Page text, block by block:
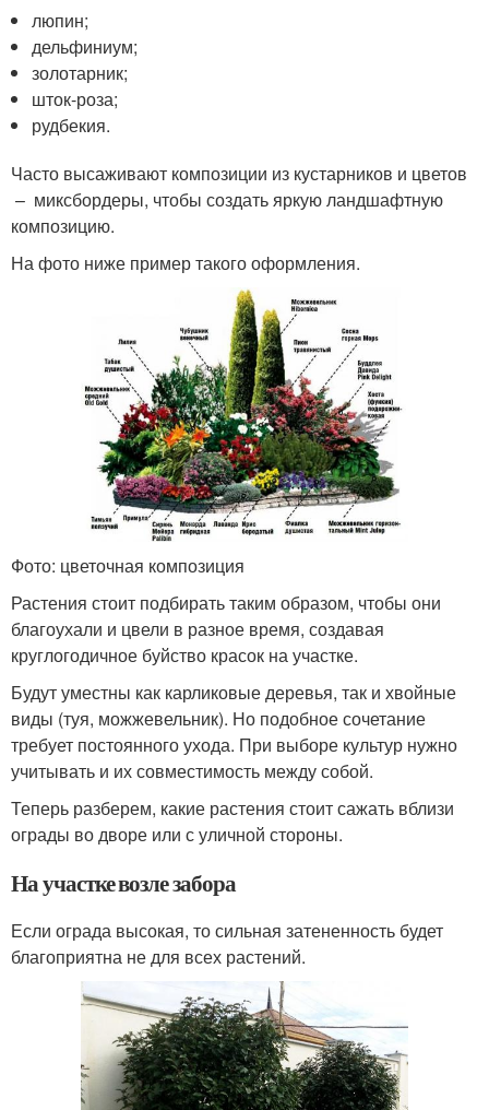
люпин;
дельфиниум;
золотарник;
шток-роза;
рудбекия.
Часто высаживают композиции из кустарников и цветов
– миксбордеры, чтобы создать яркую ландшафтную
композицию.
На фото ниже пример такого оформления.
Фото: цветочная композиция
Растения стоит подбирать таким образом, чтобы они
благоухали и цвели в разное время, создавая
круглогодичное буйство красок на участке.
Будут уместны как карликовые деревья, так и хвойные
виды (туя, можжевельник). Но подобное сочетание
требует постоянного ухода. При выборе культур нужно
учитывать и их совместимость между собой.
Теперь разберем, какие растения стоит сажать вблизи
ограды во дворе или с уличной стороны.
На участке возле забора
Если ограда высокая, то сильная затененность будет
благоприятна не для всех растений.